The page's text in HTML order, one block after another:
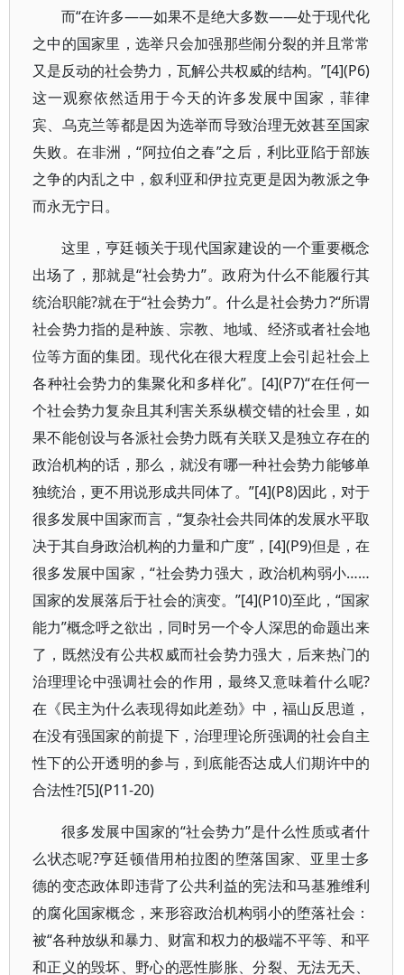
而“在许多——如果不是绝大多数——处于现代化
之中的国家里，选举只会加强那些闹分裂的并且常常
又是反动的社会势力，瓦解公共权威的结构。”[4](P6)
这一观察依然适用于今天的许多发展中国家，菲律
宾、乌克兰等都是因为选举而导致治理无效甚至国家
失败。在非洲，“阿拉伯之春”之后，利比亚陷于部族
之争的内乱之中，叙利亚和伊拉克更是因为教派之争
而永无宁日。
这里，亨廷顿关于现代国家建设的一个重要概念
出场了，那就是“社会势力”。政府为什么不能履行其
统治职能?就在于“社会势力”。什么是社会势力?“所谓
社会势力指的是种族、宗教、地域、经济或者社会地
位等方面的集团。现代化在很大程度上会引起社会上
各种社会势力的集聚化和多样化”。[4](P7)“在任何一
个社会势力复杂且其利害关系纵横交错的社会里，如
果不能创设与各派社会势力既有关联又是独立存在的
政治机构的话，那么，就没有哪一种社会势力能够单
独统治，更不用说形成共同体了。”[4](P8)因此，对于
很多发展中国家而言，“复杂社会共同体的发展水平取
决于其自身政治机构的力量和广度”，[4](P9)但是，在
很多发展中国家，“社会势力强大，政治机构弱小……
国家的发展落后于社会的演变。”[4](P10)至此，“国家
能力”概念呼之欲出，同时另一个令人深思的命题出来
了，既然没有公共权威而社会势力强大，后来热门的
治理理论中强调社会的作用，最终又意味着什么呢?
在《民主为什么表现得如此差劲》中，福山反思道，
在没有强国家的前提下，治理理论所强调的社会自主
性下的公开透明的参与，到底能否达成人们期许中的
合法性?[5](P11-20)
很多发展中国家的“社会势力”是什么性质或者什
么状态呢?亨廷顿借用柏拉图的堕落国家、亚里士多
德的变态政体即违背了公共利益的宪法和马基雅维利
的腐化国家概念，来形容政治机构弱小的堕落社会：
被“各种放纵和暴力、财富和权力的极端不平等、和平
和正义的毁坏、野心的恶性膨胀、分裂、无法无天、